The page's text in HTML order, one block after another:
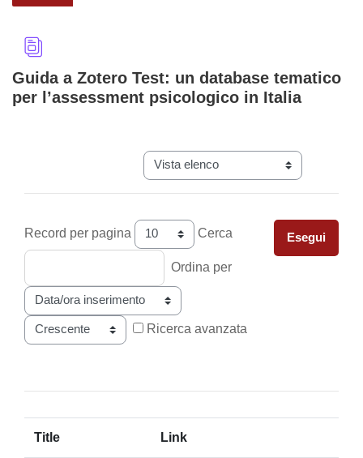
Guida a Zotero Test: un database tematico
per l’assessment psicologico in Italia
Navigazione terziaria modalità
Record per pagina Cerca
Ordina per
Ricerca avanzata
Title Link